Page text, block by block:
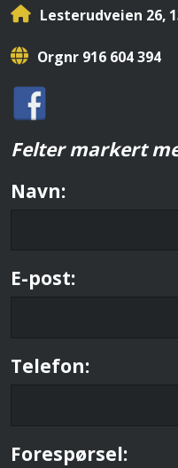
Lesterudveien 26,
Orgnr 916 604 394
Felter markert
Navn:
E-post:
Telefon:
Forespørsel: